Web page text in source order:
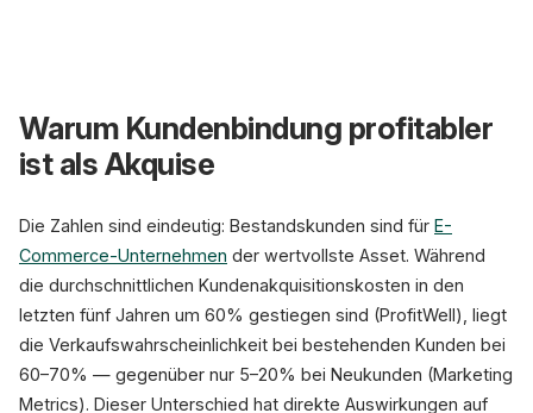
Bestandskunden-Umsatz
44%
Warum Kundenbindung profitabler
ist als Akquise
Die Zahlen sind eindeutig: Bestandskunden sind für E-
Commerce-Unternehmen der wertvollste Asset. Während
die durchschnittlichen Kundenakquisitionskosten in den
letzten fünf Jahren um 60% gestiegen sind (ProfitWell), liegt
die Verkaufswahrscheinlichkeit bei bestehenden Kunden bei
60–70% — gegenüber nur 5–20% bei Neukunden (Marketing
Metrics). Dieser Unterschied hat direkte Auswirkungen auf